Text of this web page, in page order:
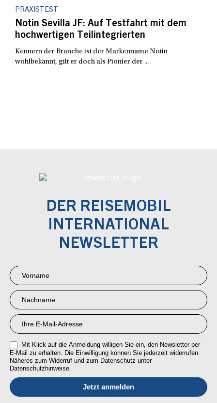
PRAXISTEST
Notin Sevilla JF: Auf Testfahrt mit dem
hochwertigen Teilintegrierten
Kennern der Branche ist der Markenname Notin
wohlbekannt, gilt er doch als Pionier der ...
DER REISEMOBIL
INTERNATIONAL
NEWSLETTER
Newsletter
Anmeldung
RMI
Mit Klick auf die Anmeldung willigen Sie ein, den Newsletter per
E-Mail zu erhalten. Die Einwilligung können Sie jederzeit widerrufen.
Näheres zum Widerruf und zum Datenschutz unter
Datenschutzhinweise.